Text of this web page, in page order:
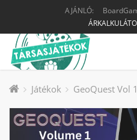
AJÁNLÓ:
Játékok GeoQuest Vol 1: An